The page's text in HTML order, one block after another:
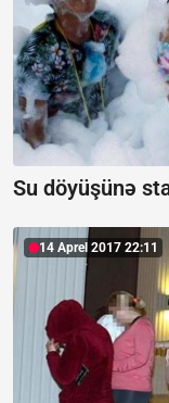
Su döyüşünə
14 Aprel 2017 22:11